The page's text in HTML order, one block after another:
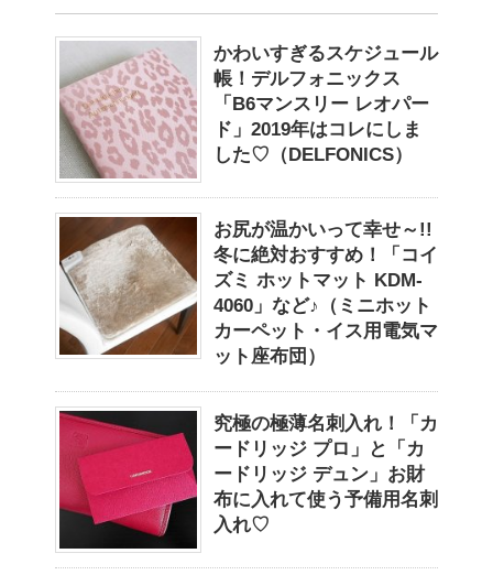
かわいすぎるスケジュール
帳！デルフォニックス
「B6マンスリー レオパー
ド」2019年はコレにしま
した♡（DELFONICS）
お尻が温かいって幸せ～!!
冬に絶対おすすめ！「コイ
ズミ ホットマット KDM-
4060」など♪（ミニホット
カーペット・イス用電気マ
ット座布団）
究極の極薄名刺入れ！「カ
ードリッジ プロ」と「カ
ードリッジ デュン」お財
布に入れて使う予備用名刺
入れ♡